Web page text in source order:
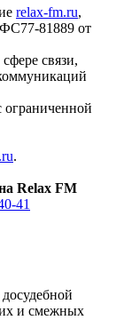
relax-fm.ru,
81889 от
связи,
.
Relax FM
41
и смежных